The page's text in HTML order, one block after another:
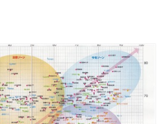
きた。】